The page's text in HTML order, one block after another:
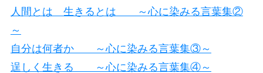
人間とは 生きるとは ～心に染みる言葉集②
～
自分は何者か ～心に染みる言葉集③～
逞しく生きる ～心に染みる言葉集④～